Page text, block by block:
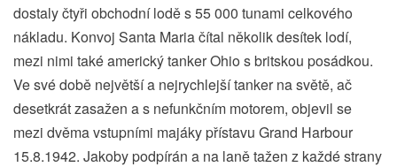
dostaly čtyři obchodní lodě s 55 000 tunami celkového
nákladu. Konvoj Santa Maria čítal několik desítek lodí,
mezi nimi také americký tanker Ohio s britskou posádkou.
Ve své době největší a nejrychlejší tanker na světě, ač
desetkrát zasažen a s nefunkčním motorem, objevil se
mezi dvěma vstupními majáky přístavu Grand Harbour
15.8.1942. Jakoby podpírán a na laně tažen z každé strany